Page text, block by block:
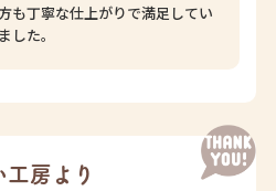
も丁寧な仕上がりで満足してい
した。
工房より